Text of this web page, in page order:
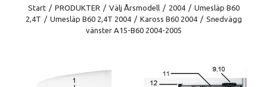
Start / PRODUKTER / Välj Årsmodell / 2004 / Umesläp B60
2,4T / Umesläp B60 2,4T 2004 / Kaross B60 2004 / Snedvägg
vänster A15-B60 2004-2005